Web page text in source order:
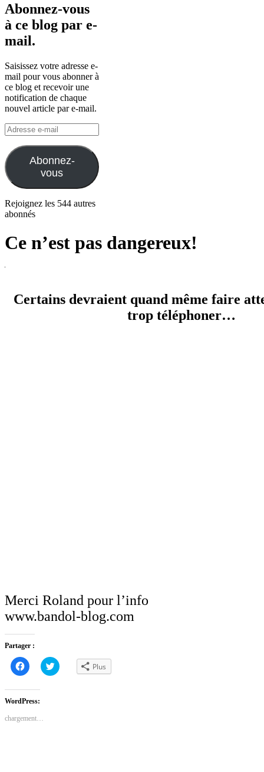
Abonnez-vous
à ce blog par e-
mail.
Saisissez votre adresse e-
mail pour vous abonner à
ce blog et recevoir une
notification de chaque
nouvel article par e-mail.
Adresse
e-
mail
Abonnez-
vous
Rejoignez les 544 autres
abonnés
Ce n’est pas dangereux!
Certains devraient quand même faire
trop téléphoner…
Merci Roland pour l’info
www.bandol-blog.com
Partager :
Cliquez
pour
partager
Facebook(ouvre
dans
une
fenêtre)
Cliquez
pour Plus
WordPress:
chargement…